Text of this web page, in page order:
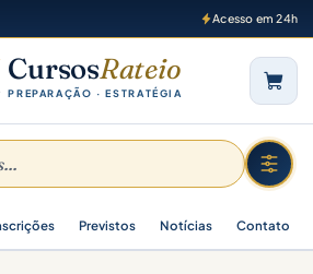
Acesso em 24h
CursosRateio
PREPARAÇÃO · ESTRATÉGIA
Previstos Notícias Contato